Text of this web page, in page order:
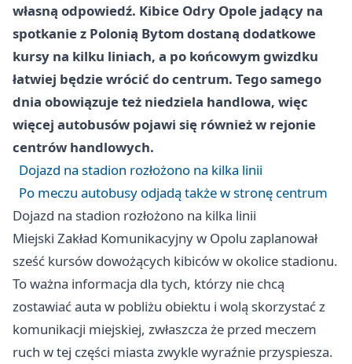
własną odpowiedź. Kibice Odry Opole jadący na
spotkanie z Polonią Bytom dostaną dodatkowe
kursy na kilku liniach, a po końcowym gwizdku
łatwiej będzie wrócić do centrum. Tego samego
dnia obowiązuje też niedziela handlowa, więc
więcej autobusów pojawi się również w rejonie
centrów handlowych.
Dojazd na stadion rozłożono na kilka linii
Po meczu autobusy odjadą także w stronę centrum
Dojazd na stadion rozłożono na kilka linii
Miejski Zakład Komunikacyjny w Opolu zaplanował
sześć kursów dowożących kibiców w okolice stadionu.
To ważna informacja dla tych, którzy nie chcą
zostawiać auta w pobliżu obiektu i wolą skorzystać z
komunikacji miejskiej, zwłaszcza że przed meczem
ruch w tej części miasta zwykle wyraźnie przyspiesza.